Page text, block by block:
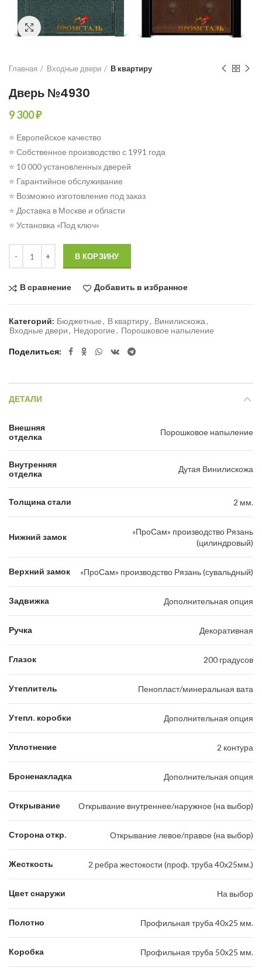
Click to enlarge
Главная Входные двери В квартиру
Дверь №4930
9 300₽
⭐ Европейское качество
⭐ Собственное производство с 1991 года
⭐ 10 000 установленных дверей
⭐ Гарантийное обслуживание
⭐ Возможно изготовление под заказ
⭐ Доставка в Москве и области
⭐ Установка «Под ключ»
В КОРЗИНУ
В сравнение Добавить в избранное
Категорий: Бюджетные, В квартиру, Винилискожа,
Входные двери, Недорогие, Порошковое напыление
Поделиться
ДЕТАЛИ
Внешняя
отделка
Порошковое напыление
Внутренняя
отделка
Дутая Винилискожа
Толщина стали 2 мм.
Нижний замок
«ПроСам» производство Рязань
(цилиндровый)
Верхний замок «ПроСам» производство Рязань (сувальдный)
Задвижка Дополнительная опция
Ручка Декоративная
Глазок 200 градусов
Утеплитель Пенопласт/минеральная вата
Утепл. коробки Дополнительная опция
Уплотнение 2 контура
Броненакладка Дополнительная опция
Открывание Открывание внутреннее/наружное (на выбор)
Сторона откр. Открывание левое/правое (на выбор)
Жесткость 2 ребра жестокости (проф. труба 40х25мм.)
Цвет снаружи На выбор
Полотно Профильная труба 40х25 мм.
Коробка Профильная труба 50х25 мм.